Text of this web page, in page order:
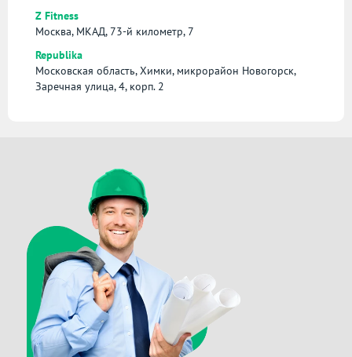
Z Fitness
Москва, МКАД, 73-й километр, 7
Republika
Московская область, Химки, микрорайон Новогорск,
Заречная улица, 4, корп. 2